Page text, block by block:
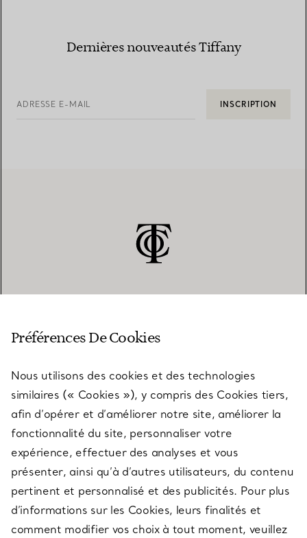
Dernières nouveautés Tiffany
ADRESSE E-MAIL INSCRIPTION
SERVICES
À PROPOS
QUESTIONS LÉGALES
Préférences De Cookies
Nous utilisons des cookies et des technologies
similaires (« Cookies »), y compris des Cookies tiers,
afin d’opérer et d’améliorer notre site, améliorer la
fonctionnalité du site, personnaliser votre
expérience, effectuer des analyses et vous
présenter, ainsi qu’à d’autres utilisateurs, du contenu
pertinent et personnalisé et des publicités. Pour plus
d’informations sur les Cookies, leurs finalités et
comment modifier vos choix à tout moment, veuillez